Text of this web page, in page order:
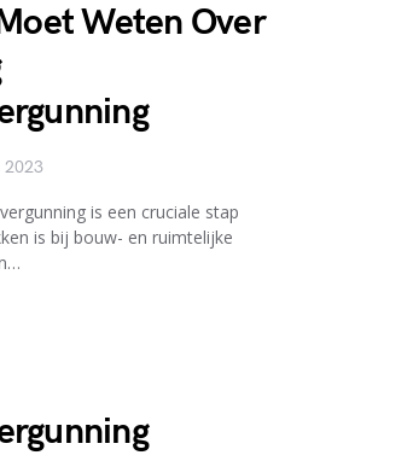
Weten Over
is een cruciale stap
is bij bouw- en ruimtelijke